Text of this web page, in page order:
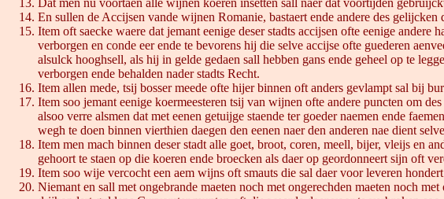
Dat men nu voortaen alle wijnen koeren insetten sall naer dat voortijden
En sullen de Accijsen vande wijnen Romanie, bastaert ende andere des
Item oft saecke waere dat jemant eenige deser stadts accijsen ofte eenige
verborgen en conde eer ende te bevorens hij die selve accijse ofte guederen
alsulck hooghsell, als hij in gelde gedaen sall hebben gans ende geheel op te
verborgen ende behalden nader stadts Recht.
Item allen mede, tsij bosser meede ofte hijer binnen oft anders gevlampt sal bij
Item soo jemant eenige koermeesteren tsij van wijnen ofte andere puncten om
alsoo verre alsmen dat met eenen getuijge staende ter goeder naemen ende
wegh te doen binnen vierthien daegen den eenen naer den anderen nae dient
Item men mach binnen deser stadt alle goet, broot, coren, meell, bijer, vleijs en
gehoort te staen op die koeren ende broecken als daer op geordonneert sijn oft
Item soo wije vercocht een aem wijns oft smauts die sal daer voor leveren
Niemant en sall met ongebrande maeten noch met ongerechden maeten noch